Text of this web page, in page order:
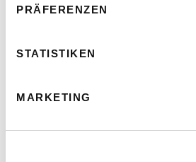
PRÄFERENZEN
STATISTIKEN
MARKETING